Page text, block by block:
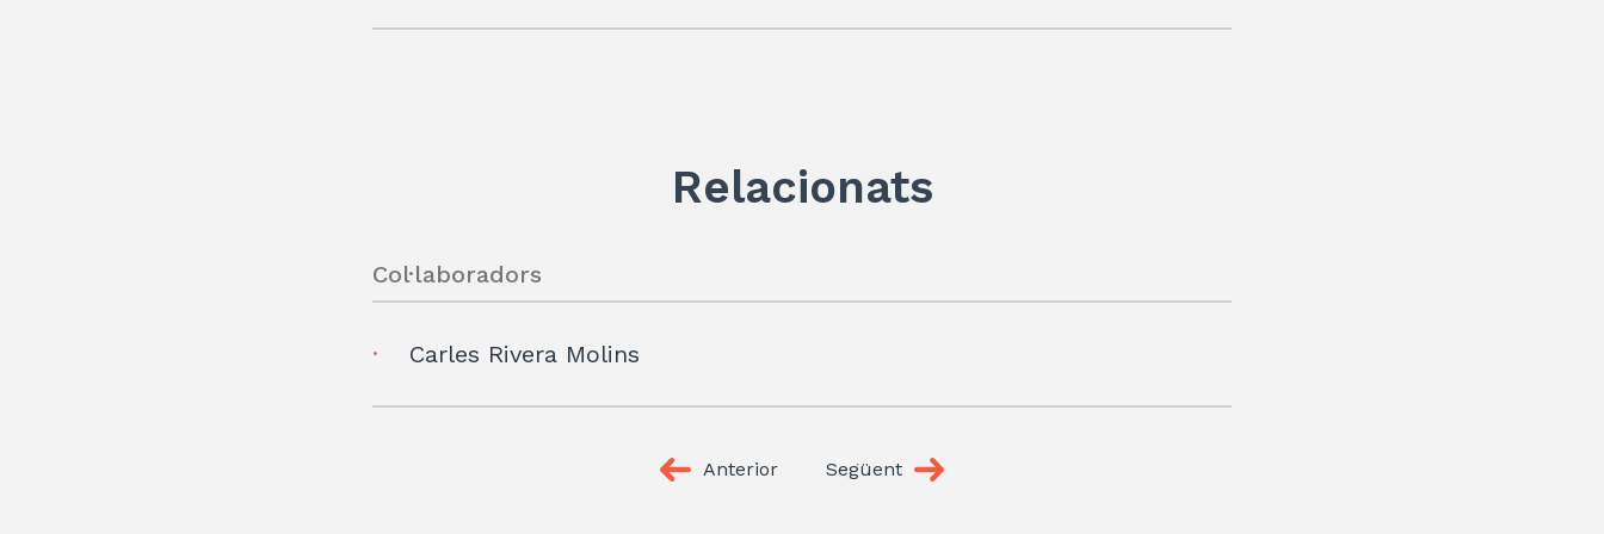
Relacionats
Col·laboradors
Carles Rivera Molins
Anterior Següent